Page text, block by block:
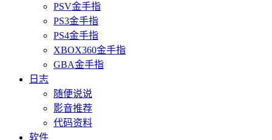
PSV金手指
PS3金手指
PS4金手指
XBOX360金手指
GBA金手指
日志
随便说说
影音推荐
代码资料
软件